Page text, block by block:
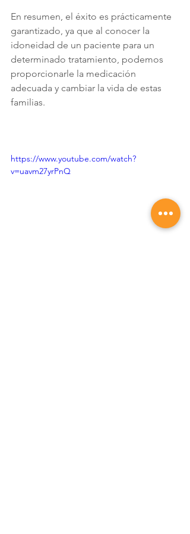
En resumen, el éxito es prácticamente
garantizado, ya que al conocer la
idoneidad de un paciente para un
determinado tratamiento, podemos
proporcionarle la medicación
adecuada y cambiar la vida de estas
familias.
https://www.youtube.com/watch?
v=uavm27yrPnQ